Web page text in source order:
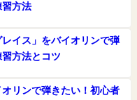
習方法
レイス」をバイオリンで弾
方法とコツ
オリンで弾きたい！初心者